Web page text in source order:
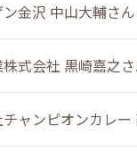
金沢 中山大輔さ
式会社 黒崎嘉之
ャンピオンカレー